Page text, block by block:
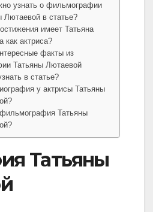
узнать о фильмографии
Лютаевой в статье?
имеет Татьяна
как актриса?
факты из
Татьяны Лютаевой
в статье?
у актрисы Татьяны
Татьяны
Татьяны